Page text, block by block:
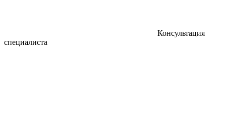
Консультация
специалиста